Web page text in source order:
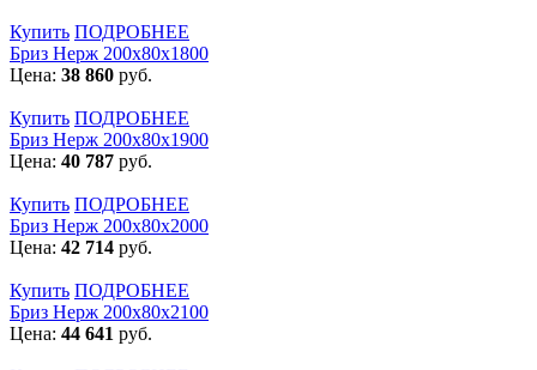
Купить ПОДРОБНЕЕ
Бриз Нерж 200х80х1800
Цена: 38 860 руб.
Купить ПОДРОБНЕЕ
Бриз Нерж 200х80х1900
Цена: 40 787 руб.
Купить ПОДРОБНЕЕ
Бриз Нерж 200х80х2000
Цена: 42 714 руб.
Купить ПОДРОБНЕЕ
Бриз Нерж 200х80х2100
Цена: 44 641 руб.